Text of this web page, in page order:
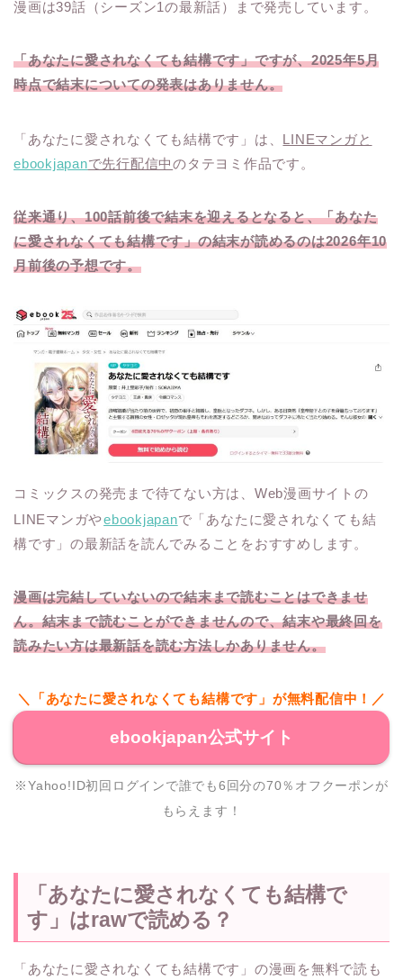
漫画は39話（シーズン1の最新話）まで発売しています。
「あなたに愛されなくても結構です」ですが、2025年5月
時点で結末についての発表はありません。
「あなたに愛されなくても結構です」は、 LINEマンガと
ebookjapanで先行配信中のタテヨミ作品です。
従来通り、100話前後で結末を迎えるとなると、「あなた
に愛されなくても結構です」の結末が読めるのは2026年10
月前後の予想です。
コミックスの発売まで待てない方は、Web漫画サイトの
LINEマンガやebookjapanで「あなたに愛されなくても結
構です」の最新話を読んでみることをおすすめします。
漫画は完結していないので結末まで読むことはできませ
ん。結末まで読むことができませんので、結末や最終回を
読みたい方は最新話を読む方法しかありません。
＼「あなたに愛されなくても結構です」が無料配信中！／
ebookjapan公式サイト
※Yahoo!ID初回ログインで誰でも6回分の70％オフクーポンが
もらえます！
「あなたに愛されなくても結構で
す」はrawで読める？
「あなたに愛されなくても結構です」の漫画を無料で読も